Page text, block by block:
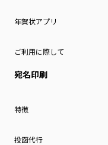
年賀状アプリ
ご利用に際して
宛名印刷
特徴
投函代行